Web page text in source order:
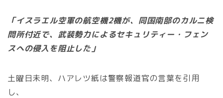
「イスラエル空軍の航空機2機が、同国南部のカルニ検
問所付近で、武装勢力によるセキュリティー・フェン
スへの侵入を阻止した」
土曜日未明、ハアレツ紙は警察報道官の言葉を引用
し、